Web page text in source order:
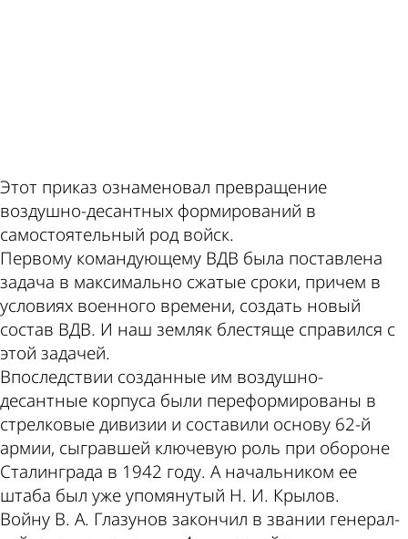
Этот приказ ознаменовал превращение
воздушно-десантных формирований в
самостоятельный род войск.
Первому командующему ВДВ была поставлена
задача в максимально сжатые сроки, причем в
условиях военного времени, создать новый
состав ВДВ. И наш земляк блестяще справился с
этой задачей.
Впоследствии созданные им воздушно-
десантные корпуса были переформированы в
стрелковые дивизии и составили основу 62-й
армии, сыгравшей ключевую роль при обороне
Сталинграда в 1942 году. А начальником ее
штаба был уже упомянутый Н. И. Крылов.
Войну В. А. Глазунов закончил в звании генерал-